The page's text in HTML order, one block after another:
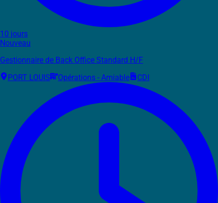
10 jours
Nouveau
Gestionnaire de Back Office Standard H/F
PORT LOUIS
Opérations - Amiable CDI